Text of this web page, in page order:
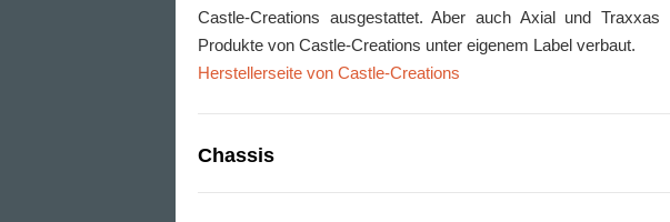
Castle-Creations ausgestattet. Aber auch Axial und
Produkte von Castle-Creations unter eigenem Label verbaut.
Herstellerseite von Castle-Creations
Chassis